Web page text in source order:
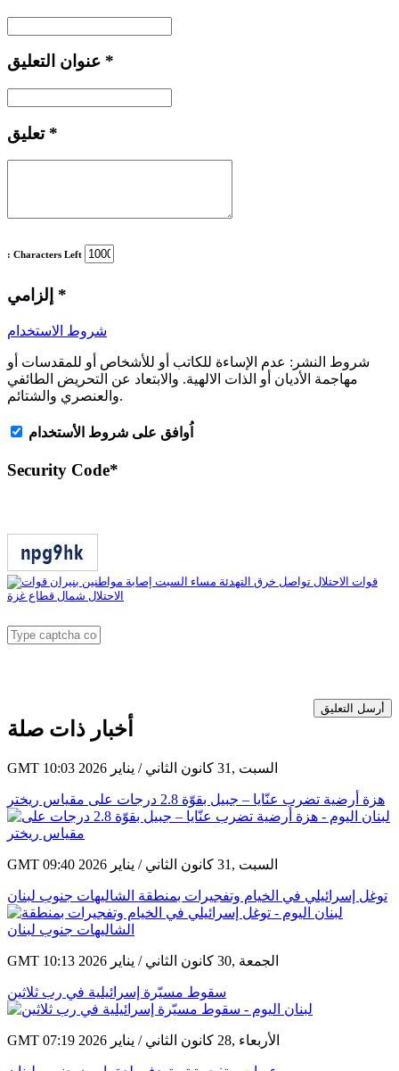
*
تعليق *
: Characters Left
*
شروط الاستخدام
شروط النشر: عدم الإساءة للكاتب أو للأشخاص أو للمقدسات أو
مهاجمة الأديان أو الذات الالهية. والابتعاد عن التحريض الطائفي
والعنصري والشتائم.
اُوافق على شروط الأستخدام
Security Code*
أرسل التعليق
أخبار ذات صلة
GMT 10:03 2026 السبت ,31 كانون الثاني / يناير
هزة أرضية تضرب عنّايا – جبيل بقوّة 2.8 درجات على مقياس ريختر
GMT 09:40 2026 السبت ,31 كانون الثاني / يناير
توغل إسرائيلي في الخيام وتفجيرات بمنطقة الشاليهات جنوب لبنان
GMT 10:13 2026 الجمعة ,30 كانون الثاني / يناير
سقوط مسيّرة إسرائيلية في رب ثلاثين
GMT 07:19 2026 الأربعاء ,28 كانون الثاني / يناير